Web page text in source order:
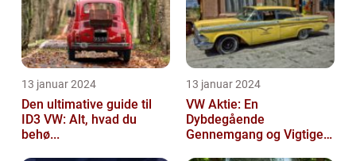
13 januar 2024
Den ultimative guide til
ID3 VW: Alt, hvad du
behø...
13 januar 2024
VW Aktie: En
Dybdegående
Gennemgang og Vigtige